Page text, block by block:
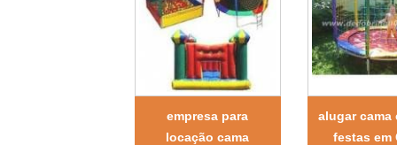
empresa para
locação cama
alugar cama
festas em